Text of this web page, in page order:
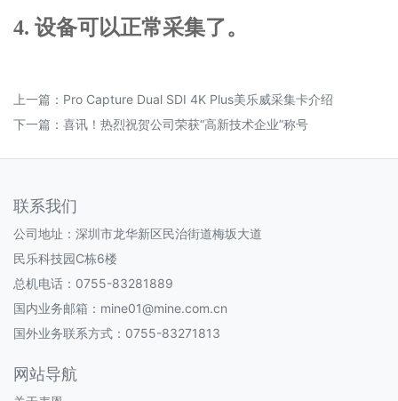
4. 设备可以正常采集了。
上一篇： Pro Capture Dual SDI 4K Plus美乐威采集卡介绍
下一篇： 喜讯！热烈祝贺公司荣获“高新技术企业”称号
联系我们
公司地址：深圳市龙华新区民治街道梅坂大道
民乐科技园C栋6楼
总机电话：0755-83281889
国内业务邮箱：mine01@mine.com.cn
国外业务联系方式：0755-83271813
网站导航